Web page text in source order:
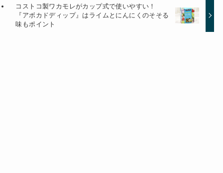
コストコ製ワカモレがカップ式で使いやすい！
『アボカドディップ』はライムとにんにくのそそる
味もポイント